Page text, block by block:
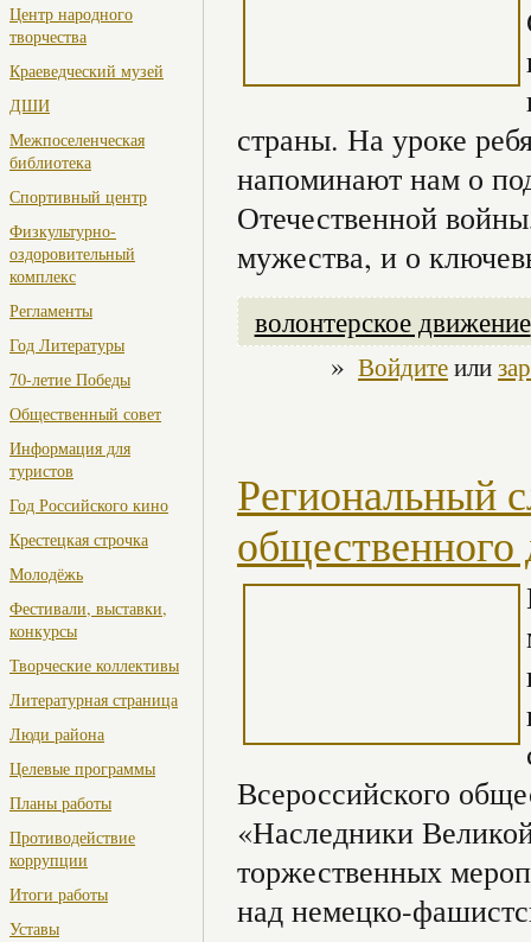
Центр народного
творчества
Краеведческий музей
ДШИ
Межпоселенческая
библиотека
Спортивный центр
Физкультурно-
оздоровительный
комплекс
Регламенты
Год Литературы
70-летие Победы
Общественный совет
Информация для
туристов
Год Российского кино
Крестецкая строчка
Молодёжь
Фестивали, выставки,
конкурсы
Творческие коллективы
Литературная страница
Люди района
Целевые программы
Планы работы
Противодействие
коррупции
Итоги работы
Уставы
страны. На уроке
напоминают нам о
Отечественной
мужества, и о
волонтерское движение
» Войдитеили
Региональный
Всероссийского
«Наследники
торжественных
над немецко-